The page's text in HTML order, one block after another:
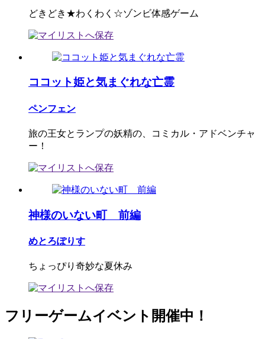
どきどき★わくわく☆ゾンビ体感ゲーム
ココット姫と気まぐれな亡霊
ペンフェン
旅の王女とランプの妖精の、コミカル・アドベンチャ
ー！
神様のいない町 前編
めとろぽりす
ちょっぴり奇妙な夏休み
フリーゲームイベント開催中！